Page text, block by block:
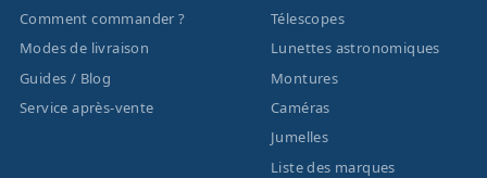
Comment commander ?
Modes de livraison
Guides / Blog
Service après-vente
Télescopes
Lunettes astronomiques
Montures
Caméras
Jumelles
Liste des marques